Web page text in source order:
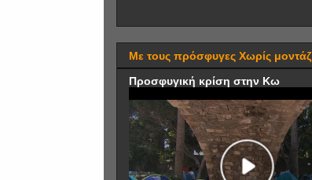
Με τους πρόσφυγες Χωρίς μοντάζ
Προσφυγική κρίση στην Κω